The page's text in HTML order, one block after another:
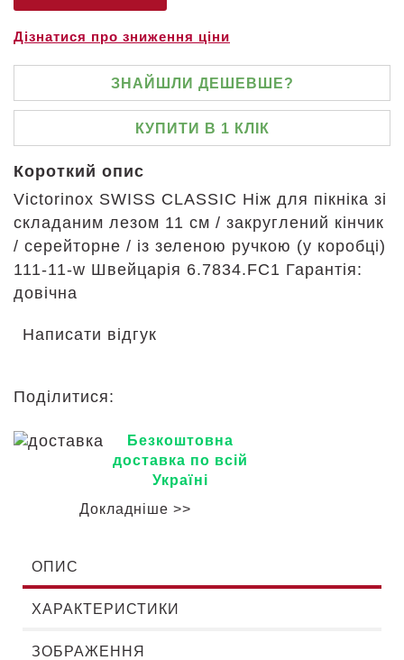
Дізнатися про зниження ціни
ЗНАЙШЛИ ДЕШЕВШЕ?
КУПИТИ В 1 КЛІК
Короткий опис
Victorinox SWISS CLASSIC Ніж для пікніка зі
складаним лезом 11 см / закруглений кінчик
/ серейторне / із зеленою ручкою (у коробці)
111-11-w Швейцарія 6.7834.FC1 Гарантія:
довічна
Написати відгук
Поділитися:
Безкоштовна
доставка по всій
Україні
Докладніше >>
ОПИС
ХАРАКТЕРИСТИКИ
ЗОБРАЖЕННЯ